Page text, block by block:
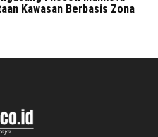
Kawasan Berbasis Zona